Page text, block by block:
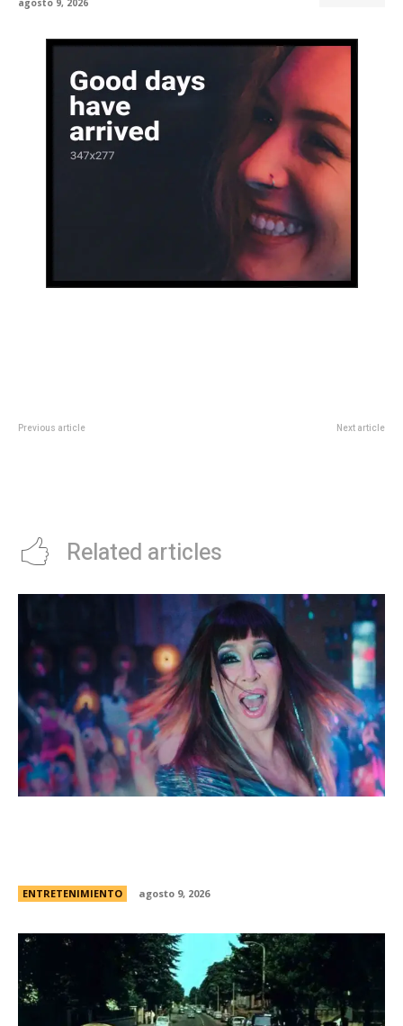
agosto 9, 2026
Previous article Next article
Related articles
ENTRETENIMIENTO agosto 9, 2026